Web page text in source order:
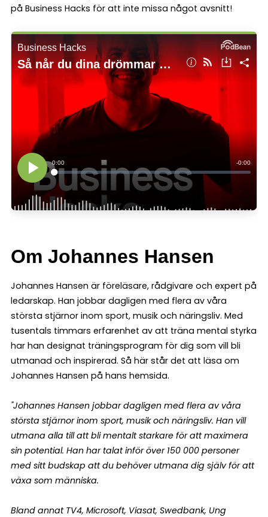
på Business Hacks för att inte missa något avsnitt!
Om Johannes Hansen
Johannes Hansen är föreläsare, rådgivare och expert på
ledarskap. Han jobbar dagligen med flera av våra
största stjärnor inom sport, musik och näringsliv. Med
tusentals timmars erfarenhet av att träna mental styrka
har han designat träningsprogram för dig som vill bli
utmanad och inspirerad. Så här står det att läsa om
Johannes Hansen på hans hemsida.
"Johannes Hansen jobbar dagligen med flera av våra
största stjärnor inom sport, musik och näringsliv. Han vill
utmana alla till att bli mentalt starkare för att maximera
sin potential. Han har talat inför över 150 000 personer
med sitt budskap att du behöver utmana dig själv för att
växa som människa.
Bland annat TV4, Microsoft, Viasat, Swedbank, Ung